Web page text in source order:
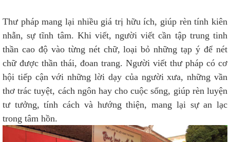
Thư pháp mang lại nhiều giá trị hữu ích, giúp rèn tính kiên
nhẫn, sự tĩnh tâm. Khi viết, người viết cần tập trung tinh
thần cao độ vào từng nét chữ, loại bỏ những tạp ý để nét
chữ được thần thái, đoan trang. Người viết thư pháp có cơ
hội tiếp cận với những lời dạy của người xưa, những vần
thơ trác tuyệt, cách ngôn hay cho cuộc sống, giúp rèn luyện
tư tưởng, tính cách và hướng thiện, mang lại sự an lạc
trong tâm hồn.